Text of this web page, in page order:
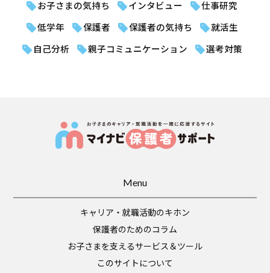
お子さまの気持ち インタビュー 仕事研究
低学年 保護者 保護者の気持ち 就活生
自己分析 親子コミュニケーション 選考対策
Menu
キャリア・就職活動のキホン
保護者のためのコラム
お子さまを支えるサービス＆ツール
このサイトについて